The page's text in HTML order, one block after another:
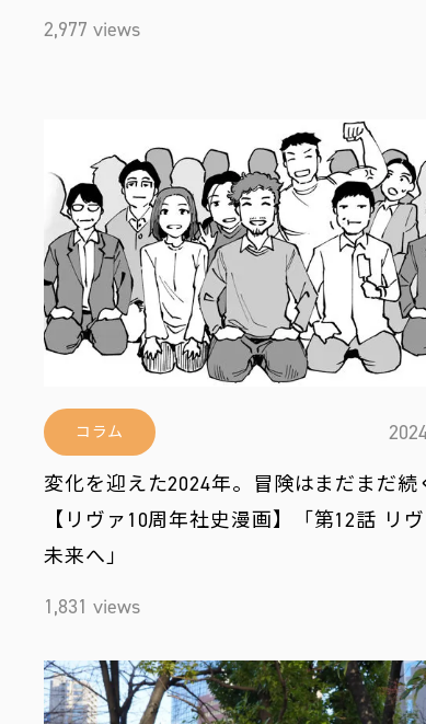
2,977 views
コラム
変化を迎えた2024年。冒険はまだまだ続
【リヴァ10周年社史漫画】「第12話 リヴ
未来へ」
1,831 views